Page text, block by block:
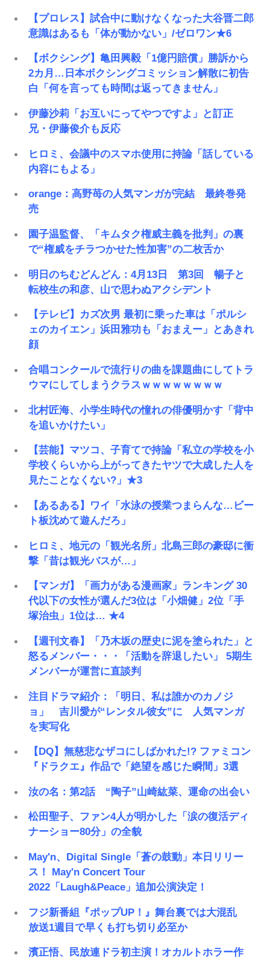
【プロレス】試合中に動けなくなった大谷晋二郎
意識はあるも「体が動かない」/ゼロワン★6
【ボクシング】亀田興毅「1億円賠償」勝訴から
2カ月…日本ボクシングコミッション解散に初告
白「何を言っても時間は返ってきません」
伊藤沙莉「お互いにってやつですよ」と訂正
兄・伊藤俊介も反応
ヒロミ、会議中のスマホ使用に持論「話している
内容にもよる」
orange：高野苺の人気マンガが完結 最終巻発
売
園子温監督、「キムタク権威主義を批判」の裏
で“権威をチラつかせた性加害”の二枚舌か
明日のちむどんどん：4月13日 第3回 暢子と
転校生の和彦、山で思わぬアクシデント
【テレビ】カズ次男 最初に乗った車は「ポルシ
ェのカイエン」浜田雅功も「おまえー」とあきれ
顔
合唱コンクールで流行りの曲を課題曲にしてトラ
ウマにしてしまうクラスｗｗｗｗｗｗｗｗ
北村匠海、小学生時代の憧れの俳優明かす「背中
を追いかけたい」
【芸能】マツコ、子育てで持論「私立の学校を小
学校くらいから上がってきたヤツで大成した人を
見たことなくない?」★3
【あるある】ワイ「水泳の授業つまらんな…ビー
ト板沈めて遊んだろ」
ヒロミ、地元の「観光名所」北島三郎の豪邸に衝
撃「昔は観光バスが…」
【マンガ】「画力がある漫画家」ランキング 30
代以下の女性が選んだ3位は「小畑健」2位「手
塚治虫」1位は… ★4
【週刊文春】「乃木坂の歴史に泥を塗られた」と
怒るメンバー・・・「活動を辞退したい」 5期生
メンバーが運営に直談判
注目ドラマ紹介：「明日、私は誰かのカノジ
ョ」 吉川愛が“レンタル彼女”に 人気マンガ
を実写化
【DQ】無慈悲なザコにしばかれた!? ファミコン
『ドラクエ』作品で「絶望を感じた瞬間」3選
汝の名：第2話 “陶子”山崎紘菜、運命の出会い
松田聖子、ファン4人が明かした「涙の復活ディ
ナーショー80分」の全貌
May'n、Digital Single「蒼の鼓動」本日リリー
ス！ May'n Concert Tour
2022「Laugh&Peace」追加公演決定！
フジ新番組『ポップUP！』舞台裏では大混乱
放送1週目で早くも打ち切り必至か
濱正悟、民放連ドラ初主演！オカルトホラー作